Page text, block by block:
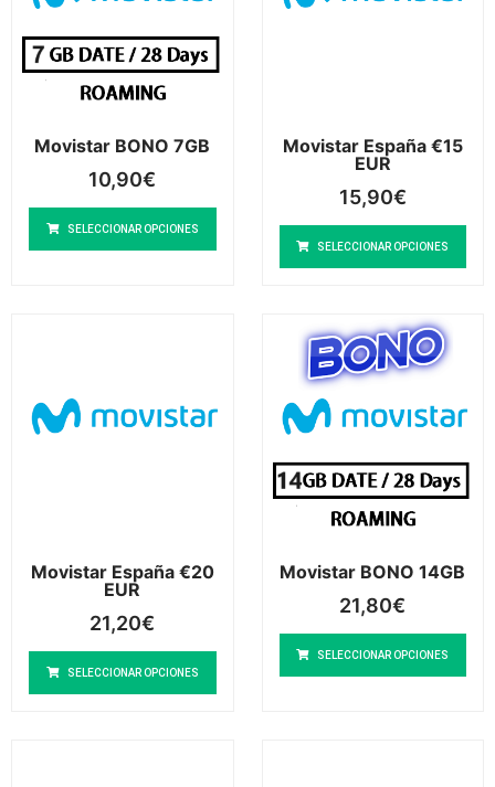
Movistar BONO 7GB
10,90€
SELECCIONAR OPCIONES
Movistar España €15
EUR
15,90€
SELECCIONAR OPCIONES
Movistar España €20
EUR
21,20€
SELECCIONAR OPCIONES
Movistar BONO 14GB
21,80€
SELECCIONAR OPCIONES